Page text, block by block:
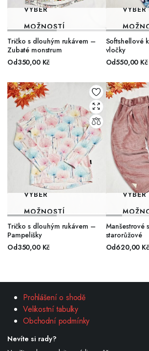
VÝBĚR
MOŽNOSTÍ
Tričko s dlouhým rukávem –
Zubaté monstrum
Od350,00 Kč
VÝBĚR
Softshellové
vločky
Od550,00 Kč
VÝBĚR
MOŽNOSTÍ
Tričko s dlouhým rukávem –
Pampelišky
Od350,00 Kč
VÝBĚR
Manšestrové
starorůžové
Od620,00 Kč
Prohlášení o shodě
Velikostní tabulky
Obchodní podmínky
Nevíte si rady?